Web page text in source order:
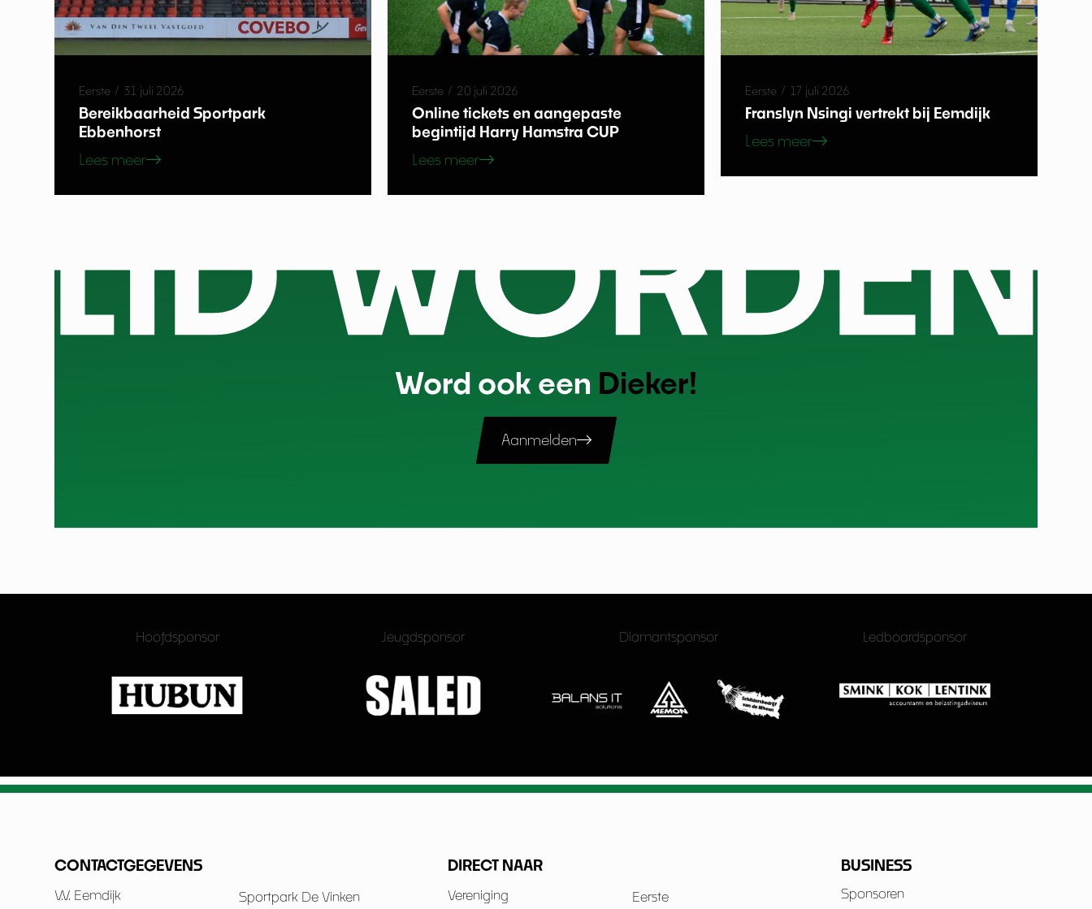
Eerste / 31 juli 2026
Bereikbaarheid Sportpark
Ebbenhorst
Lees meer
Eerste / 20 juli 2026
Online tickets en aangepaste
begintijd Harry Hamstra CUP
Lees meer
Eerste / 17 juli 2026
Franslyn Nsingi vertrekt bij Eemdijk
Lees meer
Word ook een Dieker!
Aanmelden
Hoofdsponsor Jeugdsponsor Diamantsponsor Ledboardsponsor
CONTACTGEGEVENS
V.V. Eemdijk Sportpark De Vinken
DIRECT NAAR
Vereniging Eerste
BUSINESS
Sponsoren